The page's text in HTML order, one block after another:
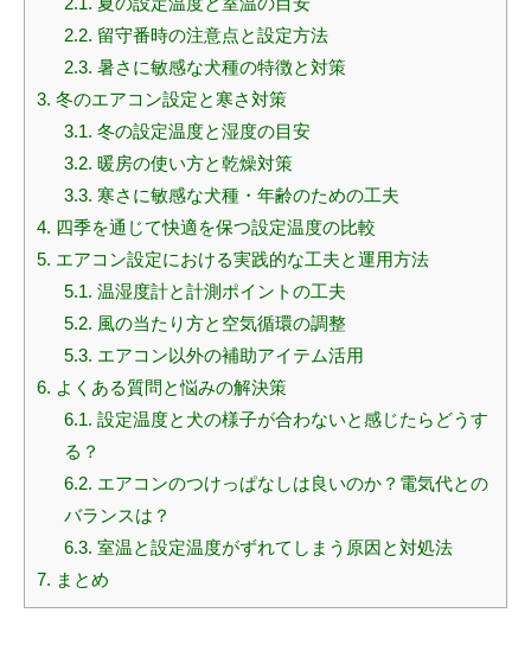
2.2. 留守番時の注意点と設定方法
2.3. 暑さに敏感な犬種の特徴と対策
3. 冬のエアコン設定と寒さ対策
3.1. 冬の設定温度と湿度の目安
3.2. 暖房の使い方と乾燥対策
3.3. 寒さに敏感な犬種・年齢のための工夫
4. 四季を通じて快適を保つ設定温度の比較
5. エアコン設定における実践的な工夫と運用方法
5.1. 温湿度計と計測ポイントの工夫
5.2. 風の当たり方と空気循環の調整
5.3. エアコン以外の補助アイテム活用
6. よくある質問と悩みの解決策
6.1. 設定温度と犬の様子が合わないと感じたらどうす
る？
6.2. エアコンのつけっぱなしは良いのか？電気代との
バランスは？
6.3. 室温と設定温度がずれてしまう原因と対処法
7. まとめ